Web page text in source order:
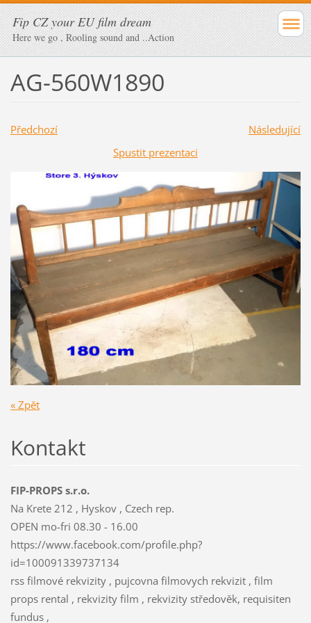
Fip CZ your EU film dream
Here we go , Rooling sound and ..Action
AG-560W1890
Předchozí
Následující
Spustit prezentaci
« Zpět
Kontakt
FIP-PROPS s.r.o.
Na Krete 212 , Hyskov , Czech rep.
OPEN mo-fri 08.30 - 16.00
https://www.facebook.com/profile.php?
id=100091339737134
rss filmové rekvizity , pujcovna filmovych rekvizit , film
props rental , rekvizity film , rekvizity středověk, requisiten
fundus ,